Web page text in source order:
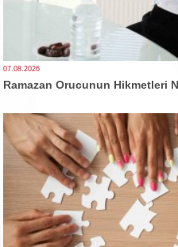
07.08.2026
Ramazan Orucunun Hikmetleri